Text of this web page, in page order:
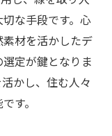
な手段です。心
材を活かしたデ
定が鍵となりま
かし、住む人々
す。